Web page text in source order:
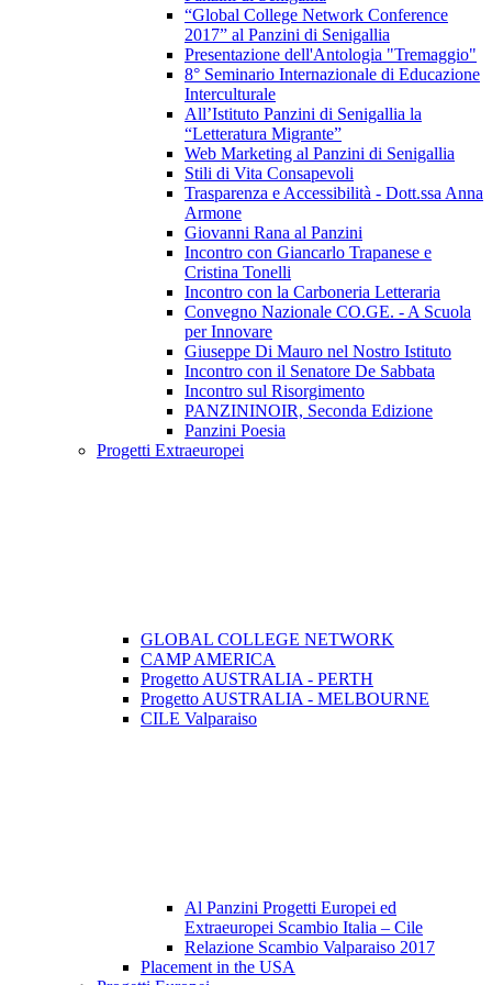
“Global College Network Conference
2017” al Panzini di Senigallia
Presentazione dell'Antologia "Tremaggio"
8° Seminario Internazionale di Educazione
Interculturale
All’Istituto Panzini di Senigallia la
“Letteratura Migrante”
Web Marketing al Panzini di Senigallia
Stili di Vita Consapevoli
Trasparenza e Accessibilità - Dott.ssa Anna
Armone
Giovanni Rana al Panzini
Incontro con Giancarlo Trapanese e
Cristina Tonelli
Incontro con la Carboneria Letteraria
Convegno Nazionale CO.GE. - A Scuola
per Innovare
Giuseppe Di Mauro nel Nostro Istituto
Incontro con il Senatore De Sabbata
Incontro sul Risorgimento
PANZININOIR, Seconda Edizione
Panzini Poesia
Progetti Extraeuropei
GLOBAL COLLEGE NETWORK
CAMP AMERICA
Progetto AUSTRALIA - PERTH
Progetto AUSTRALIA - MELBOURNE
CILE Valparaiso
Al Panzini Progetti Europei ed
Extraeuropei Scambio Italia – Cile
Relazione Scambio Valparaiso 2017
Placement in the USA